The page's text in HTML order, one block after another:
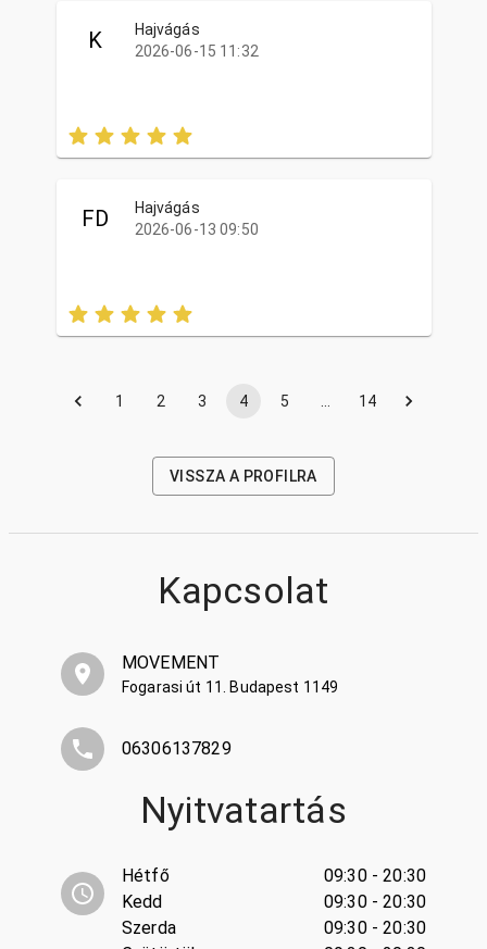
K
Hajvágás
2026-06-15 11:32
FD
Hajvágás
2026-06-13 09:50
1 2 3 4 5 … 14
VISSZA A PROFILRA
Kapcsolat
MOVEMENT
Fogarasi út 11. Budapest 1149
06306137829
Nyitvatartás
Hétfő
Kedd
Szerda
09:30 - 20:30
09:30 - 20:30
09:30 - 20:30